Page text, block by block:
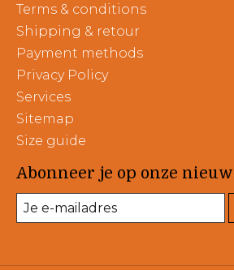
Terms & conditions
Shipping & retour
Payment methods
Privacy Policy
Services
Sitemap
Size guide
Abonneer je op onze